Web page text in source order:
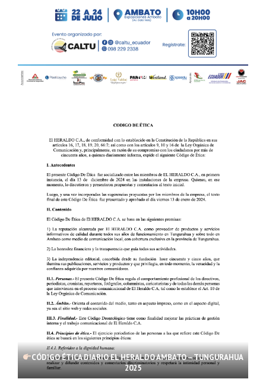
CÓDIGO ÉTICA DIARIO EL HERALDO AMBATO – TUNGURAHUA
2025